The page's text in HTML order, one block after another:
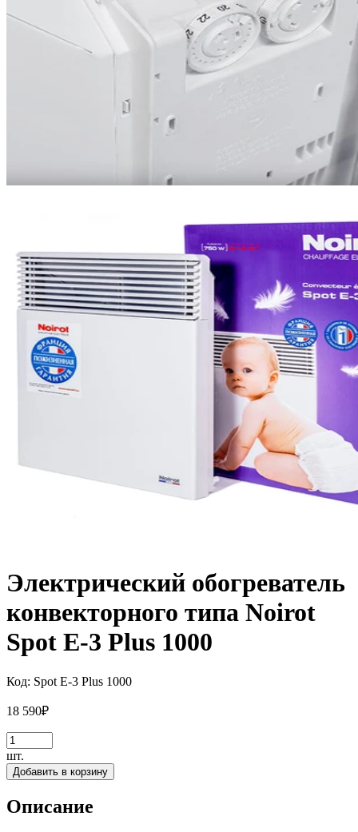
Электрический обогреватель
конвекторного типа Noirot
Spot E-3 Plus 1000
Код: Spot E-3 Plus 1000
18 590₽
шт.
Добавить в корзину
Описание